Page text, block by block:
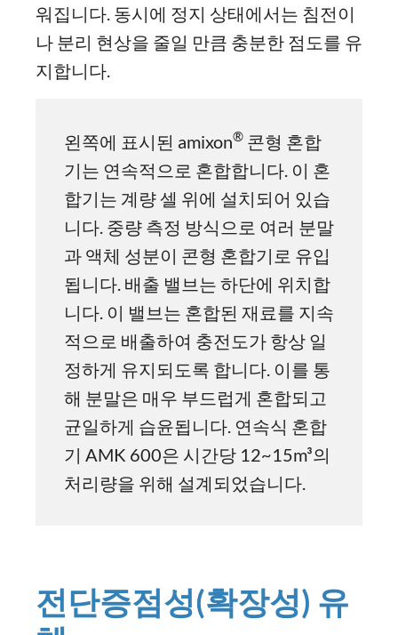
워집니다. 동시에 정지 상태에서는 침전이
나 분리 현상을 줄일 만큼 충분한 점도를 유
지합니다.
왼쪽에 표시된 amixon® 콘형 혼합
기는 연속적으로 혼합합니다. 이 혼
합기는 계량 셀 위에 설치되어 있습
니다. 중량 측정 방식으로 여러 분말
과 액체 성분이 콘형 혼합기로 유입
됩니다. 배출 밸브는 하단에 위치합
니다. 이 밸브는 혼합된 재료를 지속
적으로 배출하여 충전도가 항상 일
정하게 유지되도록 합니다. 이를 통
해 분말은 매우 부드럽게 혼합되고
균일하게 습윤됩니다. 연속식 혼합
기 AMK 600은 시간당 12~15m³의
처리량을 위해 설계되었습니다.
전단증점성(확장성) 유